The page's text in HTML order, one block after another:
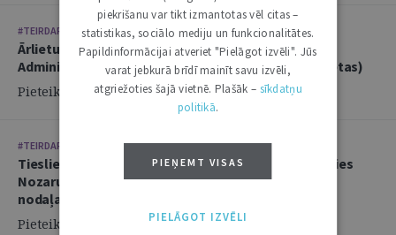
#TEIRDARBS
Ārlietu ministrija aicina savā komandā pievienoties
Administratīvi tiesiskās nodaļas juristu (2 amata vietas)
Pieteikšanās līdz: 14.06.2026.
#TEIRDARBS
Tieslietu ministrija aicina savai komandai pievienoties
Nozaru politikas departamenta Politikas izstrādes
nodaļas juristu
Pieteikšanās līdz: 02.06.2026.
piekrišanu var tikt izmantotas vēl citas –
statistikas, sociālo mediju un funkcionalitātes.
Papildinformācijai atveriet "Pielāgot izvēli". Jūs
varat jebkurā brīdī mainīt savu izvēli,
atgriežoties šajā vietnē. Plašāk – sīkdatņu
politikā.
PIEŅEMT VISAS
PIELĀGOT IZVĒLI